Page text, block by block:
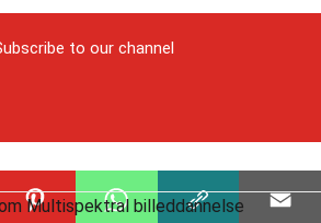
to our channel
Multispektral billeddannelse